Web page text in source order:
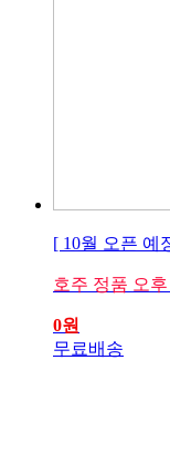
[ 10월 오픈 예
호주 정품 오
0원
무료배송